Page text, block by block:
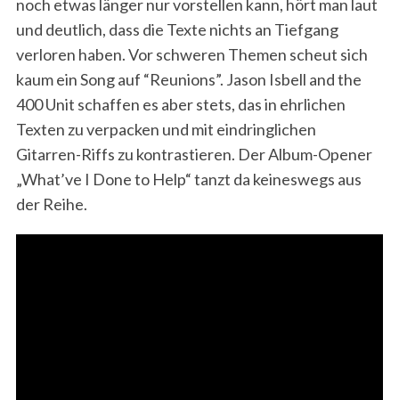
noch etwas länger nur vorstellen kann, hört man laut
und deutlich, dass die Texte nichts an Tiefgang
verloren haben. Vor schweren Themen scheut sich
kaum ein Song auf “Reunions”. Jason Isbell and the
400 Unit schaffen es aber stets, das in ehrlichen
Texten zu verpacken und mit eindringlichen
Gitarren-Riffs zu kontrastieren. Der Album-Opener
„What’ve I Done to Help“ tanzt da keineswegs aus
der Reihe.